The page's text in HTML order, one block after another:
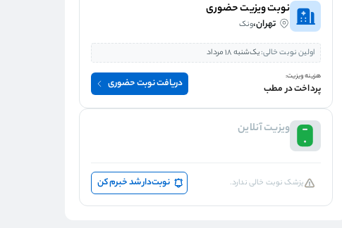
نوبت ویزیت حضوری
تهران،ونک
اولین نوبت خالی:یک‌شنبه 18 مرداد
هزینه ویزیت:
پرداخت در مطب دریافت نوبت حضوری
ویزیت آنلاین
پزشک نوبت خالی ندارد. نوبت‌دار شد خبرم کن